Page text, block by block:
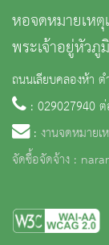
หอจดหมายเห
พระเจ้าอยู่หัว
ถนนเลียบคลองห้า
: 029027940
: งานจดหมาย
จัดซื้อจัดจ้าง :